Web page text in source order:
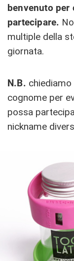
benvenuto
partecipare.
multiple della
giornata.
N.B.
cognome per
possa
nickname